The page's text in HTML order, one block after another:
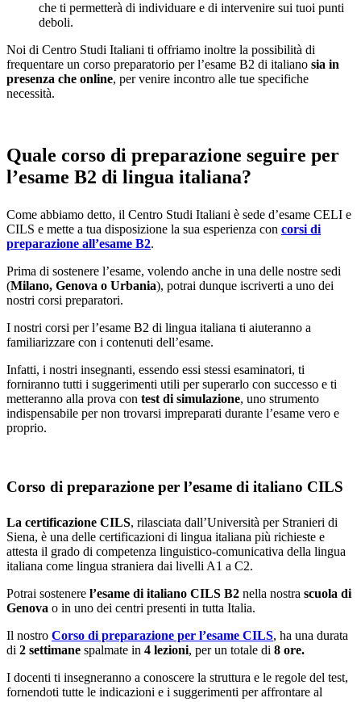
che ti permetterà di individuare e di intervenire sui tuoi punti
deboli.
Noi di Centro Studi Italiani ti offriamo inoltre la possibilità di
frequentare un corso preparatorio per l’esame B2 di italiano sia in
presenza che online, per venire incontro alle tue specifiche
necessità.
Quale corso di preparazione seguire per
l’esame B2 di lingua italiana?
Come abbiamo detto, il Centro Studi Italiani è sede d’esame CELI e
CILS e mette a tua disposizione la sua esperienza con corsi di
preparazione all’esame B2.
Prima di sostenere l’esame, volendo anche in una delle nostre sedi
(Milano, Genova o Urbania), potrai dunque iscriverti a uno dei
nostri corsi preparatori.
I nostri corsi per l’esame B2 di lingua italiana ti aiuteranno a
familiarizzare con i contenuti dell’esame.
Infatti, i nostri insegnanti, essendo essi stessi esaminatori, ti
forniranno tutti i suggerimenti utili per superarlo con successo e ti
metteranno alla prova con test di simulazione, uno strumento
indispensabile per non trovarsi impreparati durante l’esame vero e
proprio.
Corso di preparazione per l’esame di italiano CILS
La certificazione CILS, rilasciata dall’Università per Stranieri di
Siena, è una delle certificazioni di lingua italiana più richieste e
attesta il grado di competenza linguistico-comunicativa della lingua
italiana come lingua straniera dai livelli A1 a C2.
Potrai sostenere l’esame di italiano CILS B2 nella nostra scuola di
Genova o in uno dei centri presenti in tutta Italia.
Il nostro Corso di preparazione per l’esame CILS, ha una durata
di 2 settimane spalmate in 4 lezioni, per un totale di 8 ore.
I docenti ti insegneranno a conoscere la struttura e le regole del test,
fornendoti tutte le indicazioni e i suggerimenti per affrontare al